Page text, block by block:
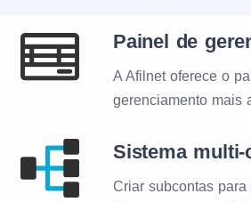
Painel de
A Afilnet oferece o
gerenciamento mais
Sistema multi-
Criar subcontas para